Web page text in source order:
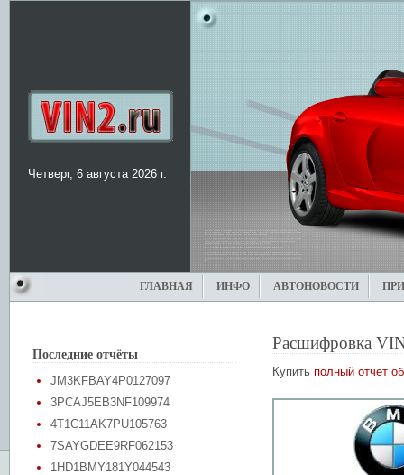
Четверг, 6 августа 2026 г.
ГЛАВНАЯ ИНФО АВТОНОВОСТИ
Последние отчёты
JM3KFBAY4P0127097
3PCAJ5EB3NF109974
4T1C11AK7PU105763
7SAYGDEE9RF062153
1HD1BMY181Y044543
Расшифровка
Купить полный отчет